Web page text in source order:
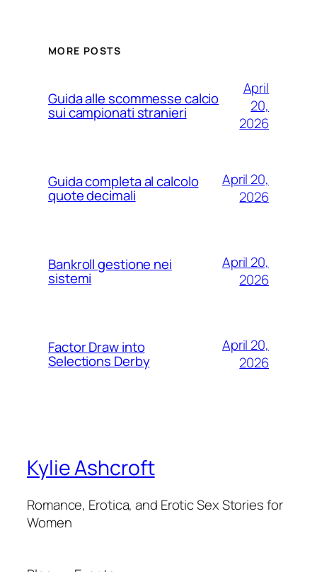
MORE POSTS
Guida alle scommesse calcio
sui campionati stranieri
April
20,
2026
Guida completa al calcolo
quote decimali
April 20,
2026
Bankroll gestione nei
sistemi
April 20,
2026
Factor Draw into
Selections Derby
April 20,
2026
Kylie Ashcroft
Romance, Erotica, and Erotic Sex Stories for
Women